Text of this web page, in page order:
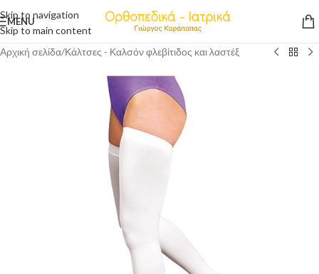
Skip to navigation
Skip to main content
MENU
Αρχική σελίδα/Κάλτσες - Καλσόν φλεβίτιδος και λαστέξ